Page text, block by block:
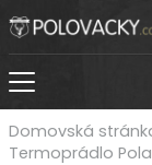
Domovská
Termoprádlo